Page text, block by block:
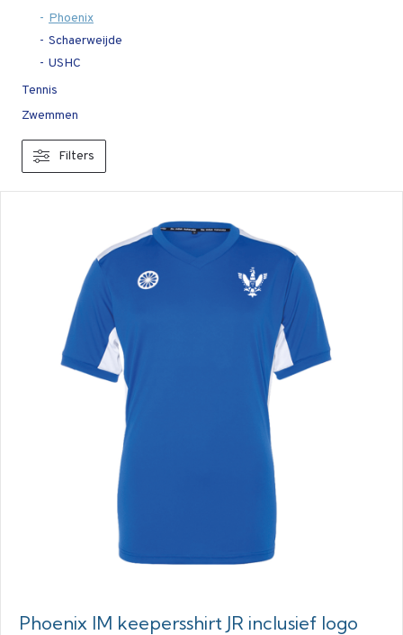
Phoenix
Schaerweijde
USHC
Tennis
Zwemmen
Filters
Phoenix IM keepersshirt JR inclusief logo